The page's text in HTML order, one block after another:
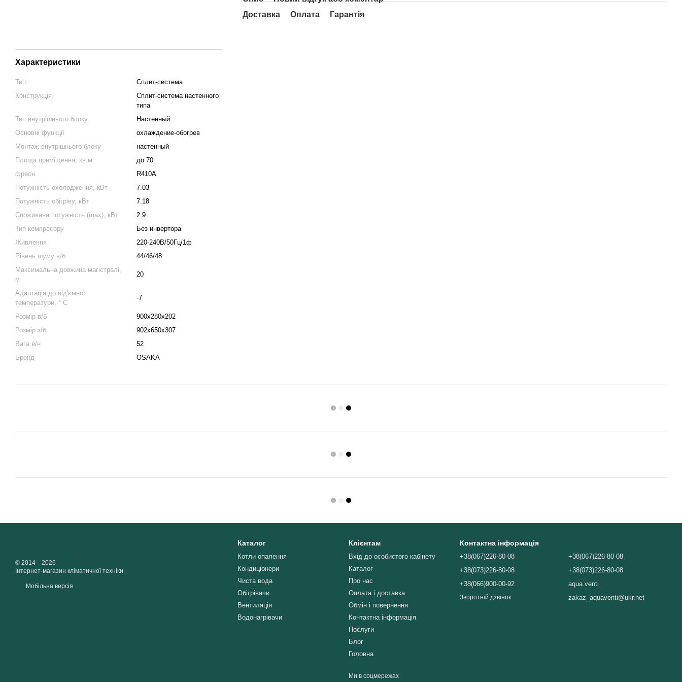
Характеристики
Тип
Сплит-система
Конструкція
Cплит-система настенного
типа
Тип внутрішнього блоку
Настенный
Основні функції
охлаждение-обогрев
Монтаж внутрішнього блоку
настенный
Площа приміщення, кв.м
до 70
фреон
R410A
Потужність охолодження, кВт
7.03
Потужність обігріву, кВт
7.18
Споживана потужність (max), кВт
2.9
Тип компресору
Без инвертора
Живлення
220-240В/50Гц/1ф
Рівень шуму в/б
44/46/48
Максимальна довжина магістралі,
м
20
Адаптація до від'ємної
температури, ° C
-7
Розмір в/б
900x280x202
Розмір з/б
902x650x307
Вага в/н
52
Бренд
OSAKA
Доставка
Оплата Гарантія
© 2014—2026
Інтернет-магазин кліматичної техніки
Мобільна версія
Каталог
Котли опалення
Кондиціонери
Чиста вода
Обігрівачи
Вентиляція
Водонагрівачи
Клієнтам
Вхід до особистого кабінету
Каталог
Про нас
Оплата і доставка
Обмін і повернення
Контактна інформація
Послуги
Блог
Головна
Ми в соцмережах
Контактна інформація
+38(067)226-80-08
+38(073)226-80-08
+38(066)900-00-92
Зворотній дзвінок
+38(067)226-80-08
+38(073)226-80-08
aqua.venti
zakaz_aquaventi@ukr.net